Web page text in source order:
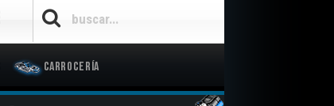
Carrocería